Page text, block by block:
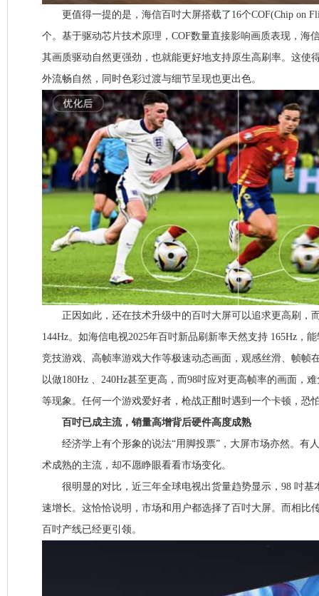
更值得一提的是，海信百吋大屏搭载了16个COF(Chip on
个。基于驱动芯片技术原理，COF数量直接影响画质表现，海
其画质驱动自然更强劲，也就能更好地支持原生高刷率。这使
外流畅自然，同时色彩过渡与细节呈现也更出色。
正因如此，还在技术升级中的百吋大屏可以追求更高刷，
144Hz。如海信电视2025年百吋新品刷新率天然支持 165Hz，
竞技游戏、高帧率游戏大作等极速动态画面，观感丝滑、帧帧
以做180Hz 、240Hz甚至更高，而98吋应对更高帧率的画面，
等现象。任何一个游戏爱好者，枪战正酣时遇到一个卡顿，恐
百吋已成主流，销量高增背后硬件高度成熟
经济学上有个形象的说法“用脚投票”，大屏市场亦然。有
术成熟的主流，却不愿睁眼看看市场变化。
很明显的对比，近三年全球电视出货量趋势显示，98 吋基
速增长。这恰恰说明，市场和用户都选择了百吋大屏。而相比
百吋产线已经更引领。